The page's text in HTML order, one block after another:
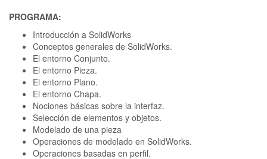
PROGRAMA:
Introducción a SolidWorks
Conceptos generales de SolidWorks.
El entorno Conjunto.
El entorno Pieza.
El entorno Plano.
El entorno Chapa.
Nociones básicas sobre la interfaz.
Selección de elementos y objetos.
Modelado de una pieza
Operaciones de modelado en SolidWorks.
Operaciones basadas en perfil.